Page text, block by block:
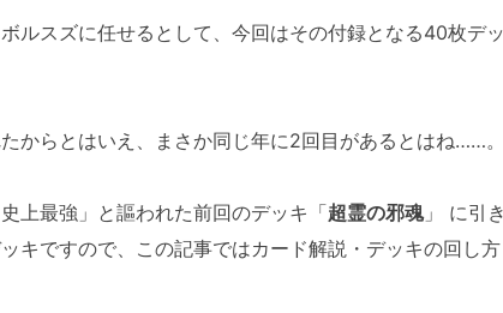
ルスズに任せるとして、今回はその付録となる40枚デ
からとはいえ、まさか同じ年に2回目があるとはね……。
上最強」と謳われた前回のデッキ「超霊の邪魂」 に引
キですので、この記事ではカード解説・デッキの回し